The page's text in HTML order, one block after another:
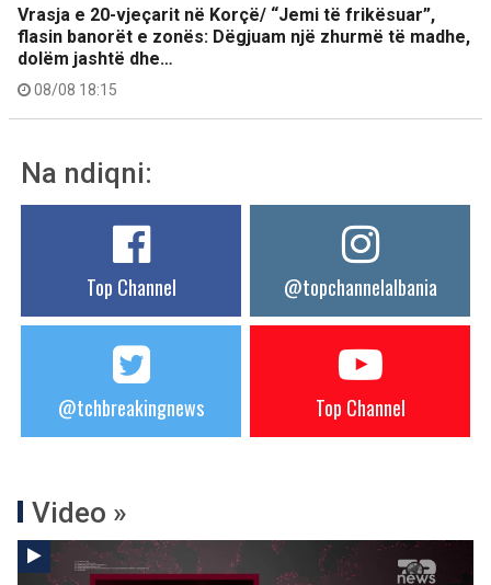
Vrasja e 20-vjeçarit në Korçë/ “Jemi të frikësuar”,
flasin banorët e zonës: Dëgjuam një zhurmë të madhe,
dolëm jashtë dhe…
08/08 18:15
Na ndiqni:
Top Channel @topchannelalbania
@tchbreakingnews Top Channel
Video »